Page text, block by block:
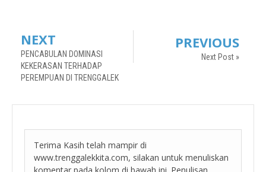
NEXT
PENCABULAN DOMINASI
KEKERASAN TERHADAP
PEREMPUAN DI TRENGGALEK
PREVIOUS
Next Post »
Terima Kasih telah mampir di
www.trenggalekkita.com, silakan untuk menuliskan